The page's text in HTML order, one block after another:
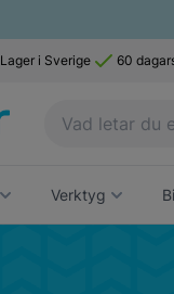
Lager i Sverige 60
Verktyg